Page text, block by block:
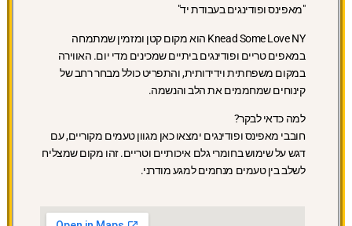
"מאפינס ופודינגים בעבודת יד"
Knead Some Love NY הוא מקום קטן ומזמין שמתמחה
במאפים טריים ופודינגים ביתיים שמכינים מדי יום. האווירה
במקום משפחתית וידידותית, והתפריט כולל מבחר רחב של
קינוחים שמחממים את הלב והנשמה.
למה כדאי לבקר?
חובבי מאפינס ופודינגים ימצאו כאן מגוון טעמים מקוריים, עם
דגש על שימוש בחומרי גלם איכותיים וטריים. זהו מקום שמצליח
לשלב בין טעמים מנחמים למגע מודרני.